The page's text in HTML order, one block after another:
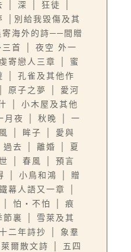
│ 深 │ 狂徒 │
別給我毀傷及其
海外的詩──間贈
三首 │ 夜空 外一
寄戀人三章 │ 蜜
│ 孔雀及其他作
原子之夢 │ 愛河
│ 小木屋及其他
月夜 │ 秋晚 │ 一
│ 眸子 │ 愛與
去 │ 離婚 │ 夏
│ 春風 │ 預言
│ 小鳥和鴻 │ 贈
幕人語又一章 │
│ 怕‧不怕 │ 痕
節裏 │ 雪萊及其
二年詩抄 │ 象羣
爾散文詩 │ 五四